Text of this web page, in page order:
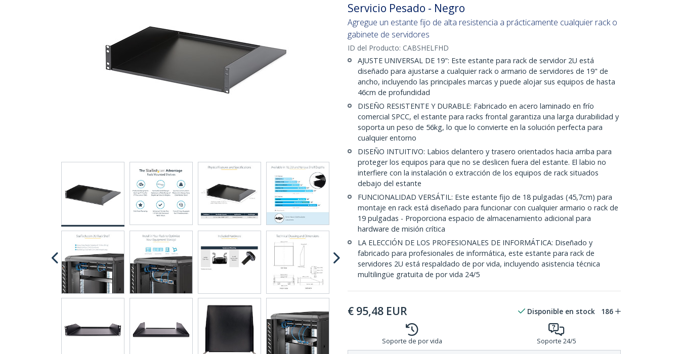
Servicio Pesado - Negro
Agregue un estante fijo de alta resistencia a prácticamente cualquier rack o
gabinete de servidores
ID del Producto: CABSHELFHD
AJUSTE UNIVERSAL DE 19": Este estante para rack de servidor 2U está
diseñado para ajustarse a cualquier rack o armario de servidores de 19" de
ancho, incluyendo las principales marcas y puede alojar sus equipos de hasta
46cm de profundidad
DISEÑO RESISTENTE Y DURABLE: Fabricado en acero laminado en frío
comercial SPCC, el estante para racks frontal garantiza una larga durabilidad y
soporta un peso de 56kg, lo que lo convierte en la solución perfecta para
cualquier entorno
DISEÑO INTUITIVO: Labios delantero y trasero orientados hacia arriba para
proteger los equipos para que no se deslicen fuera del estante. El labio no
interfiere con la instalación o extracción de los equipos de rack situados
debajo del estante
FUNCIONALIDAD VERSÁTIL: Este estante fijo de 18 pulgadas (45,7cm) para
montaje en rack está diseñado para funcionar con cualquier armario o rack de
19 pulgadas - Proporciona espacio de almacenamiento adicional para
hardware de misión crítica
LA ELECCIÓN DE LOS PROFESIONALES DE INFORMÁTICA: Diseñado y
fabricado para profesionales de informática, este estante para rack de
servidores 2U está respaldado de por vida, incluyendo asistencia técnica
multilingüe gratuita de por vida 24/5
€ 95,48 EUR Disponible en stock 186
Soporte de por vida Soporte 24/5